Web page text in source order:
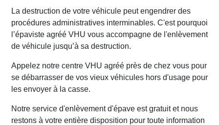
La destruction de votre véhicule peut engendrer des
procédures administratives interminables. C'est pourquoi
l’épaviste agréé VHU vous accompagne de l'enlèvement
de véhicule jusqu’à sa destruction.
Appelez notre centre VHU agréé près de chez vous pour
se débarrasser de vos vieux véhicules hors d'usage pour
les envoyer à la casse.
Notre service d'enlèvement d'épave est gratuit et nous
restons à votre entière disposition pour toute information